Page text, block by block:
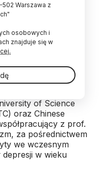
odpornościowymi
patologicznym
stanem zapalnym
z
of Science
oraz Chinese
z prof.
za pośrednictwem
we wczesnym
depresji w wieku
502 Warszawa z
osobowych i
znajduje się w